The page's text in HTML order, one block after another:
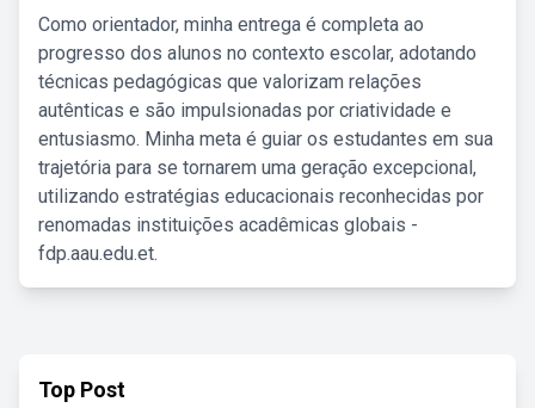
Como orientador, minha entrega é completa ao
progresso dos alunos no contexto escolar, adotando
técnicas pedagógicas que valorizam relações
autênticas e são impulsionadas por criatividade e
entusiasmo. Minha meta é guiar os estudantes em sua
trajetória para se tornarem uma geração excepcional,
utilizando estratégias educacionais reconhecidas por
renomadas instituições acadêmicas globais -
fdp.aau.edu.et.
Top Post